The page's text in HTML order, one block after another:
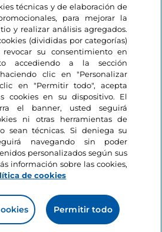
técnicas y de elaboración de
para mejorar la
y realizar análisis agregados.
(divididas por categorías)
su consentimiento en
accediendo a la sección
clic en "Personalizar
en "Permitir todo", acepta
cookies en su dispositivo. El
el banner, usted seguirá
ni otras herramientas de
sean técnicas. Si deniega su
navegando sin poder
personalizados según sus
información sobre las cookies,
de cookies
Permitir todo